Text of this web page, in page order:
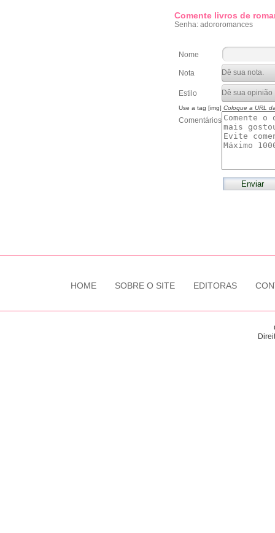
Comente livros de
Senha: adororomances
Nome
Nota
Estilo
Use a tag [img] Coloque a URL
Comentários
HOME SOBRE O SITE EDITORAS